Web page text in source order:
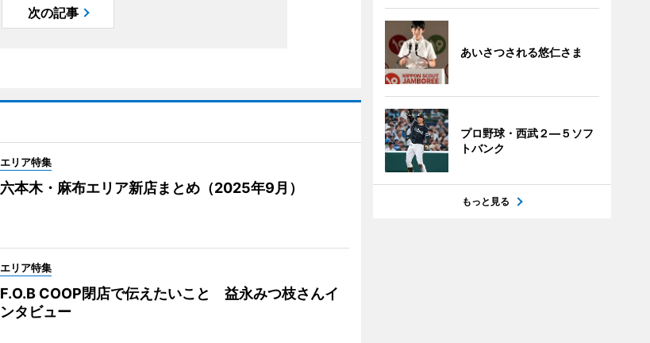
次の記事
エリア特集
六本木・麻布エリア新店まとめ（2025年9月）
エリア特集
F.O.B COOP閉店で伝えたいこと 益永みつ枝さんイ
ンタビュー
あいさつされる悠仁さま
プロ野球・西武２―５ソフ
トバンク
もっと見る